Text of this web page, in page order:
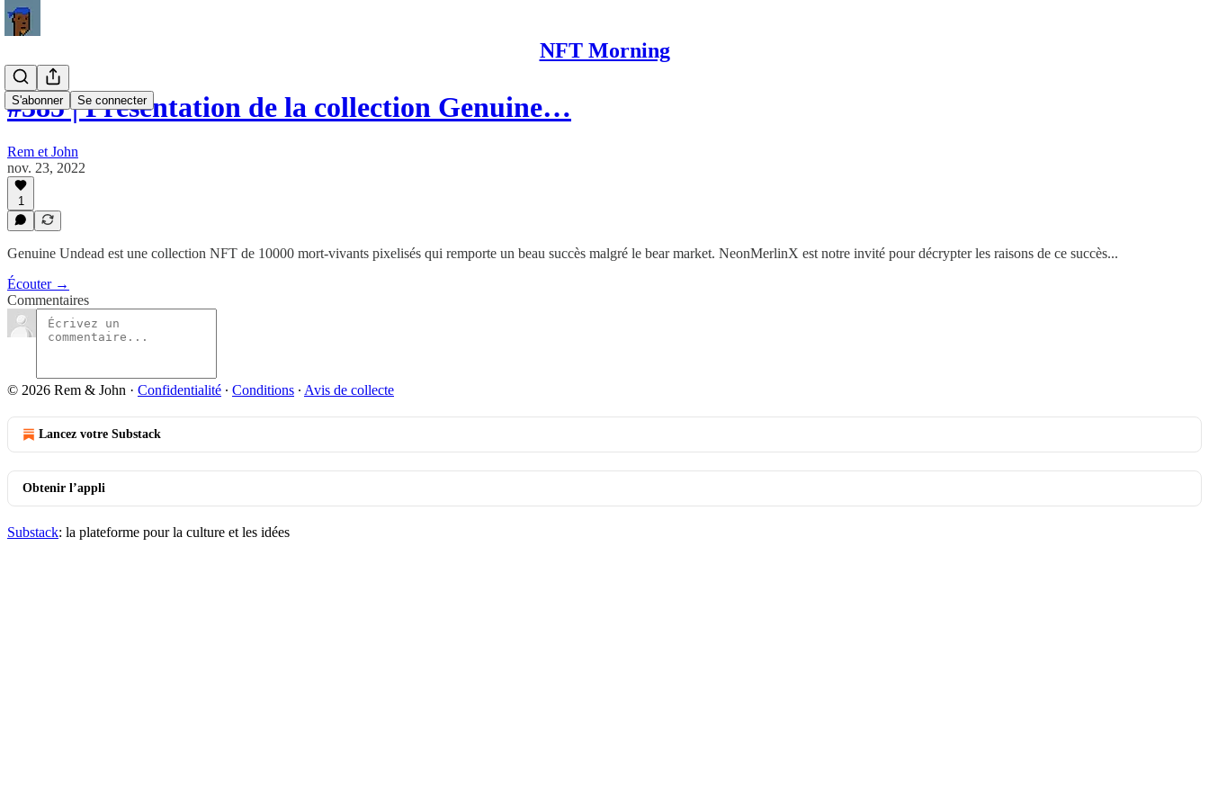
NFT Morning
S'abonner Se connecter
#385 | Présentation de la collection Genuine…
Rem et John
nov. 23, 2022
1
Genuine Undead est une collection NFT de 10000 mort-vivants pixelisés qui remporte un beau succès malgré le bear market. NeonMerlinX est notre invité pour décrypter les raisons de ce succès...
Écouter →
Commentaires
© 2026 Rem & John · Confidentialité ∙ Conditions ∙ Avis de collecte
Lancez votre Substack
Obtenir l’appli
Substack: la plateforme pour la culture et les idées